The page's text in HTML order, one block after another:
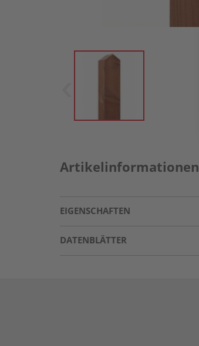
Artikelinformationen
EIGENSCHAFTEN
DATENBLÄTTER